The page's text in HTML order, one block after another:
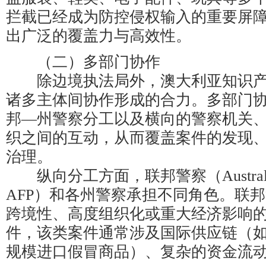
拦截已经成为防控侵权输入的重要屏
出广泛的覆盖力与高效性。
（二）多部门协作
除边境执法局外，澳大利亚知识
诸多主体间协作形成的合力。多部门
邦—州警察分工以及横向的警察机关
织之间的互动，从而覆盖案件的发现
治理。
纵向分工方面，联邦警察（
AFP）和各州警察承担不同角色。联
跨境性、高度组织化或重大经济影响
件，该类案件通常涉及国际供应链（
规模进口假冒商品）、复杂的资金流